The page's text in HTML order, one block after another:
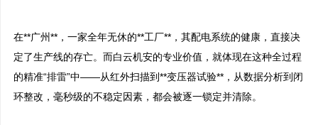
在**广州**，一家全年无休的**工厂**，其配电系统的健康，直接决
定了生产线的存亡。而白云机安的专业价值，就体现在这种全过程
的精准“排雷”中——从红外扫描到**变压器试验**，从数据分析到闭
环整改，毫秒级的不稳定因素，都会被逐一锁定并清除。